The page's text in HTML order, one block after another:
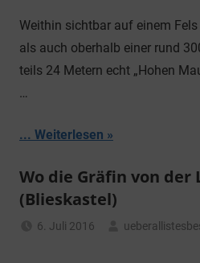
Weithin sichtbar auf einem
als auch oberhalb einer rund
teils 24 Metern echt „Hohen
…
... Weiterlesen
Wo die Gräfin von der
(Blieskastel)
6. Juli 2016